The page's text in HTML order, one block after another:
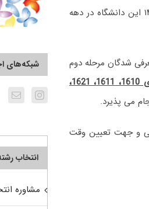
دانشگاه علوم و معارف قرآن کریم با انتشار اطلاعیه ای اعلام کرد: مصاحبه داوطلبان دکتری ۱۴۰۲ این دانشگاه در دهه
شدگان مرحله دوم
1610، 1611، 1621،
می پذیرد.
و جهت تعیین وقت
شبکه‌های
انتخاب
مشاوره